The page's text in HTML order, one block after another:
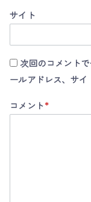
サイト
次回のコメント
ールアドレス、サイ
コメント*